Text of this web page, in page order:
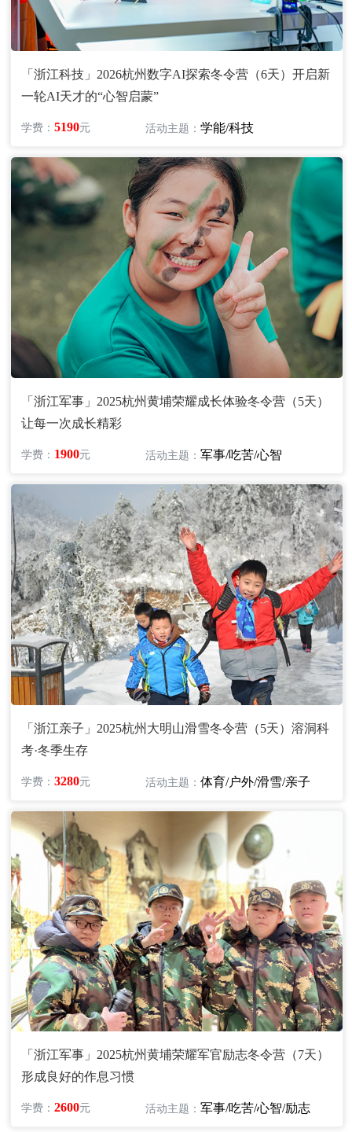
「浙江科技」2026杭州数字AI探索冬令营（6天）开启新
一轮AI天才的“心智启蒙”
学费：5190元 活动主题：学能/科技
「浙江军事」2025杭州黄埔荣耀成长体验冬令营（5天）
让每一次成长精彩
学费： 1900元 活动主题：军事/吃苦/心智
「浙江亲子」2025杭州大明山滑雪冬令营（5天）溶洞科
考·冬季生存
学费：3280元 活动主题：体育/户外/滑雪/亲子
「浙江军事」2025杭州黄埔荣耀军官励志冬令营（7天）
形成良好的作息习惯
学费：2600元 活动主题：军事/吃苦/心智/励志